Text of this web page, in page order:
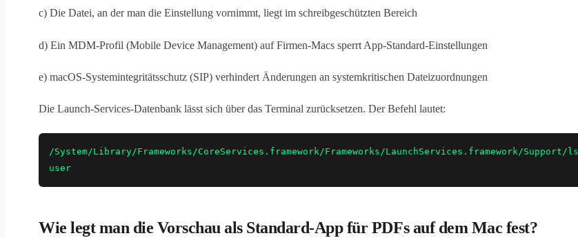
c) Die Datei, an der man die Einstellung vornimmt, liegt im schreibgeschützten Bereich
d) Ein MDM-Profil (Mobile Device Management) auf Firmen-Macs sperrt App-Standard-Einstellungen
e) macOS-Systemintegritätsschutz (SIP) verhindert Änderungen an systemkritischen Dateizuordnungen
Die Launch-Services-Datenbank lässt sich über das Terminal zurücksetzen. Der Befehl lautet:
/System/Library/Frameworks/CoreServices.framework/Frameworks/LaunchServices.framework/
user
Wie legt man die Vorschau als Standard-App für PDFs auf dem Mac fest?